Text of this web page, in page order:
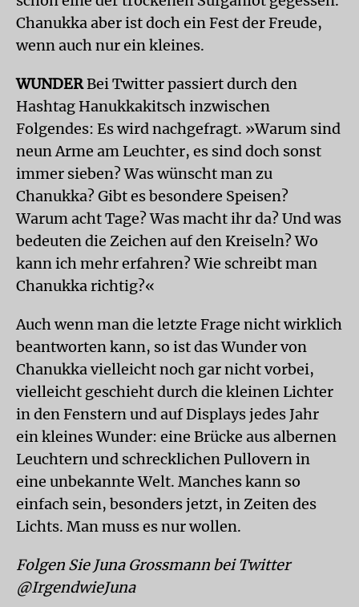
Chanukka aber ist doch ein Fest der Freude,
wenn auch nur ein kleines.
WUNDERBei Twitter passiert durch den
Hashtag Hanukkakitsch inzwischen
Folgendes: Es wird nachgefragt. »Warum sind
neun Arme am Leuchter, es sind doch sonst
immer sieben? Was wünscht man zu
Chanukka? Gibt es besondere Speisen?
Warum acht Tage? Was macht ihr da? Und was
bedeuten die Zeichen auf den Kreiseln? Wo
kann ich mehr erfahren? Wie schreibt man
Chanukka richtig?«
Auch wenn man die letzte Frage nicht wirklich
beantworten kann, so ist das Wunder von
Chanukka vielleicht noch gar nicht vorbei,
vielleicht geschieht durch die kleinen Lichter
in den Fenstern und auf Displays jedes Jahr
ein kleines Wunder: eine Brücke aus albernen
Leuchtern und schrecklichen Pullovern in
eine unbekannte Welt. Manches kann so
einfach sein, besonders jetzt, in Zeiten des
Lichts. Man muss es nur wollen.
Folgen Sie Juna Grossmann bei Twitter
@IrgendwieJuna